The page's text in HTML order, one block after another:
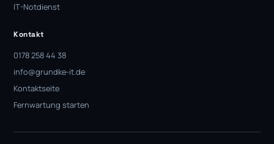
IT-Notdienst
Kontakt
0178 258 44 38
info@grundke-it.de
Kontaktseite
Fernwartung starten